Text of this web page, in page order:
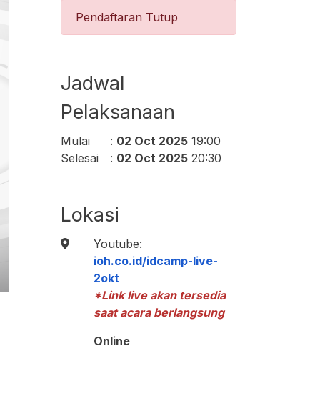
Pendaftaran Tutup
Jadwal
Pelaksanaan
Mulai : 02 Oct 2025 19:00
Selesai
: 02 Oct 2025 20:30
Lokasi
Youtube:
ioh.co.id/idcamp-live-
2okt
*Link live akan tersedia
saat acara berlangsung
Online